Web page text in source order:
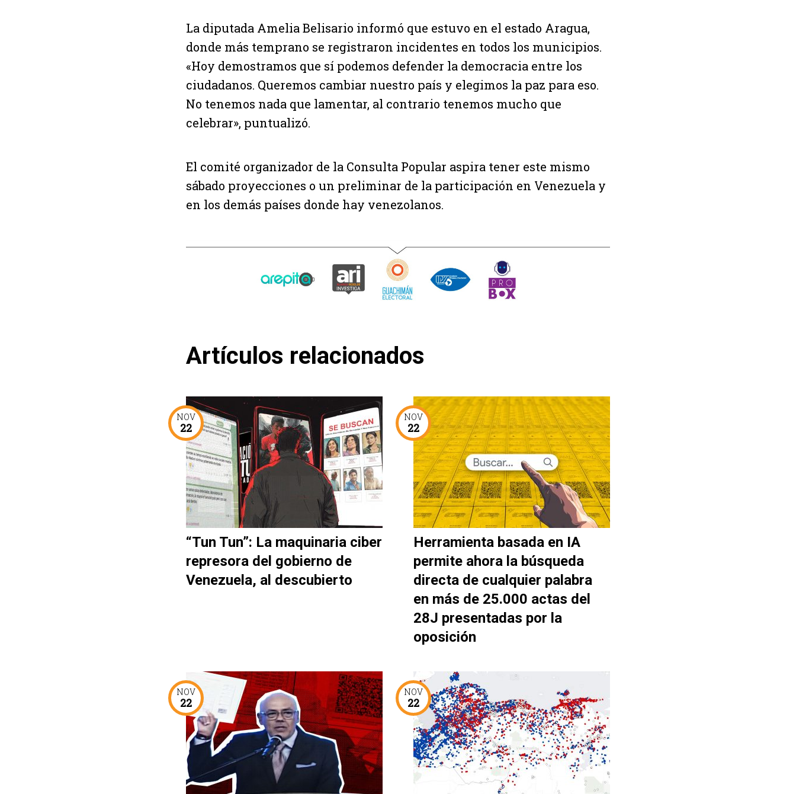
La diputada Amelia Belisario informó que estuvo en el estado Aragua,
donde más temprano se registraron incidentes en todos los municipios.
«Hoy demostramos que sí podemos defender la democracia entre los
ciudadanos. Queremos cambiar nuestro país y elegimos la paz para eso.
No tenemos nada que lamentar, al contrario tenemos mucho que
celebrar», puntualizó.
El comité organizador de la Consulta Popular aspira tener este mismo
sábado proyecciones o un preliminar de la participación en Venezuela y
en los demás países donde hay venezolanos.
Artículos relacionados
NOV
22
“Tun Tun”: La maquinaria ciber
represora del gobierno de
Venezuela, al descubierto
NOV
22
Herramienta basada en IA
permite ahora la búsqueda
directa de cualquier palabra
en más de 25.000 actas del
28J presentadas por la
oposición
NOV
22
NOV
22